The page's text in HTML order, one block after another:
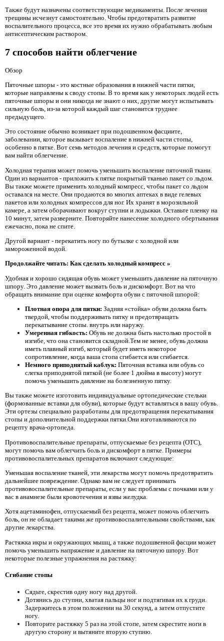
Также будут назначены соответствующие медикаменты. После лечения
трещины исчезнут самостоятельно. Чтобы предотвратить развитие
воспалительного процесса, все это время их нужно обрабатывать любым
антисептическим раствором.
7 способов найти облегчение
Обзор
Пяточные шпоры - это костные образования в нижней части пятки,
которые направлены к своду стопы. В то время как у некоторых людей есть
пяточные шпоры и они никогда не знают о них, другие могут испытывать
сильную боль, из-за которой каждый шаг становится труднее
предыдущего.
Это состояние обычно возникает при подошвенном фасциите,
заболевании, которое вызывает воспаление в нижней части стопы,
особенно в пятке. Вот семь методов лечения и средств, которые помогут
вам найти облегчение.
Холодная терапия может помочь уменьшить воспаление пяточной ткани.
Один из вариантов - приложить к пятке покрытый тканью пакет со льдом.
Вы также можете применить холодный компресс, чтобы пакет со льдом
оставался на месте. Они продаются во многих аптеках в виде гелевых
пакетов или холодных компрессов для ног. Их хранят в морозильной
камере, а затем оборачивают вокруг ступни и лодыжки. Оставьте пленку на
10 минут, затем разверните. Повторяйте нанесение холодного обертывания
ежечасно, пока не спите.
Другой вариант - перекатить ногу по бутылке с холодной или
замороженной водой.
Продолжайте читать: Как сделать холодный компресс »
Удобная и хорошо сидящая обувь может уменьшить давление на пяточную
шпору. Это давление может вызвать боль и дискомфорт. Вот на что
обращать внимание при оценке комфорта обуви с пяточной шпорой:
Плотная опора для пятки: Задняя «стойка» обуви должна быть
твердой, чтобы поддерживать пятку и предотвращать
перекатывание стопы. внутрь или наружу.
Умеренная гибкость: Обувь не должна быть настолько простой в
изгибе, что она становится складной.Тем не менее, обувь должна
иметь плавный изгиб, который будет иметь некоторое
сопротивление, когда ваша стопа сгибается или сгибается.
Немного приподнятый каблук: Пяточная вставка или обувь со
слегка приподнятой пяткой (не более 1 дюйма в высоту) могут
помочь уменьшить давление на болезненную пятку.
Вы также можете изготовить индивидуальные ортопедические стельки
(формованные вставки для обуви), которые будут вставляться в вашу обувь.
Эти ортезы специально разработаны для предотвращения перекатывания
стопы и дополнительной поддержки пятки.Они изготавливаются по
рецепту врача-ортопеда.
Противовоспалительные препараты, отпускаемые без рецепта (OTC),
могут помочь вам облегчить боль и дискомфорт в пятке. Примеры
противовоспалительных препаратов включают следующие:
Уменьшая воспаление тканей, эти лекарства могут помочь предотвратить
дальнейшее повреждение. Однако вам не следует принимать
противовоспалительные препараты, если у вас проблемы с почками или у
вас в анамнезе были кровотечения и язвы желудка.
Хотя ацетаминофен, отпускаемый без рецепта, может помочь облегчить
боль, он не обладает такими же противовоспалительными свойствами, как
другие лекарства.
Растяжка икры и окружающих мышц, а также подошвенной фасции может
помочь уменьшить напряжение и давление на пяточную шпору. Вот
некоторые полезные упражнения на растяжку:
Сгибание стопы
Сядьте, скрестив одну ногу над другой.
Дотянись до ступни, хватая пальцы ног и подтягивая их к груди.
Задержитесь в этом положении на 30 секунд, а затем отпустите
ногу.
Повторите растяжку 5 раз на этой стопе, затем скрестите ноги в
другую сторону и вытяните вторую ступню.